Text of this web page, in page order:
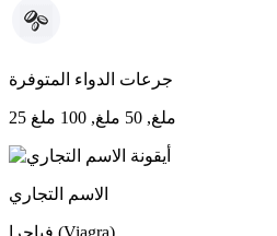
جرعات الدواء المتوفرة
25 ملغ, 50 ملغ, 100 ملغ
الاسم التجاري
فياجرا (Viagra)